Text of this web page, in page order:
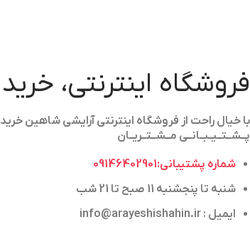
فروشگاه اینترنتی،
با خیال راحت از فروشگاه اینترنتی آرایشی
پــشــتــیــبــانــی مــشــتــریــان
شماره پشتیبانی:09146402901
شنبه تا پنجشنبه 11 صبح تا 21 شب
ایمیل : info@arayeshishahin.ir